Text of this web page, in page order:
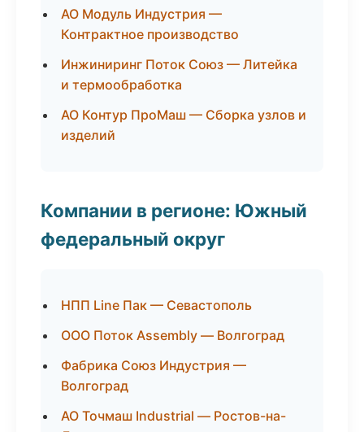
АО Модуль Индустрия —
Контрактное производство
Инжиниринг Поток Союз — Литейка
и термообработка
АО Контур ПроМаш — Сборка узлов и
изделий
Компании в регионе: Южный
федеральный округ
НПП Line Пак — Севастополь
ООО Поток Assembly — Волгоград
Фабрика Союз Индустрия —
Волгоград
АО Точмаш Industrial — Ростов-на-